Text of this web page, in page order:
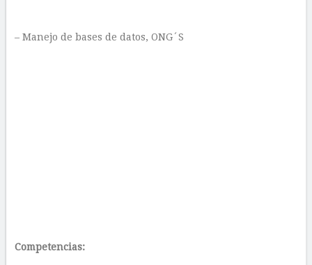
– Manejo de bases de datos, ONG´S
Competencias: